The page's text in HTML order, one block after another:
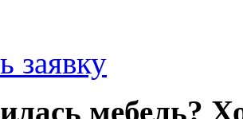
заявку
мебель?